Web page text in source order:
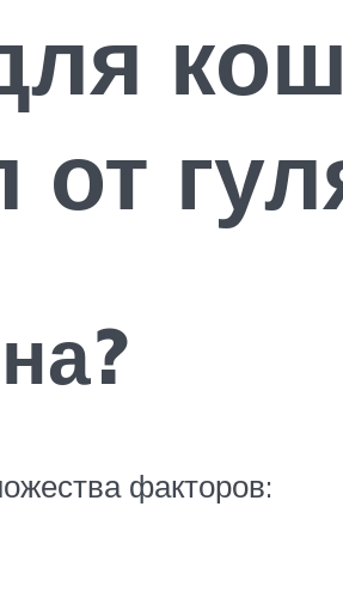
от
факторов: